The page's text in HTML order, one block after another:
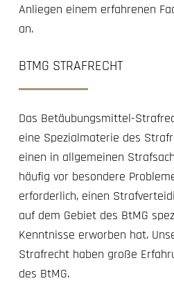
Anliegen einem erfahrenen
an.
BTMG STRAFRECHT
Das Betäubungsmittel-
eine Spezialmaterie des
einen in allgemeinen
häufig vor besondere
erforderlich, einen
auf dem Gebiet des BtMG
Kenntnisse erworben hat.
Strafrecht haben große
des BtMG.